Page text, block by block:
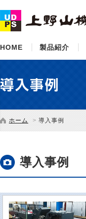
HOME 製品紹介
ホーム 導入事例
導入事例